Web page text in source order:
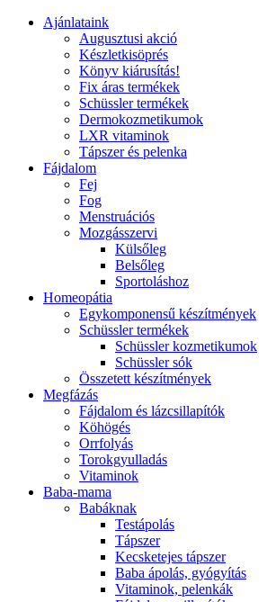
Ajánlataink
Augusztusi akció
Készletkisöprés
Könyv kiárusítás!
Fix áras termékek
Schüssler termékek
Dermokozmetikumok
LXR vitaminok
Tápszer és pelenka
Fájdalom
Fej
Fog
Menstruációs
Mozgásszervi
Külsőleg
Belsőleg
Sportoláshoz
Homeopátia
Egykomponensű készítmények
Schüssler termékek
Schüssler kozmetikumok
Schüssler sók
Összetett készítmények
Megfázás
Fájdalom és lázcsillapítók
Köhögés
Orrfolyás
Torokgyulladás
Vitaminok
Baba-mama
Babáknak
Testápolás
Tápszer
Kecsketejes tápszer
Baba ápolás, gyógyítás
Vitaminok, pelenkák